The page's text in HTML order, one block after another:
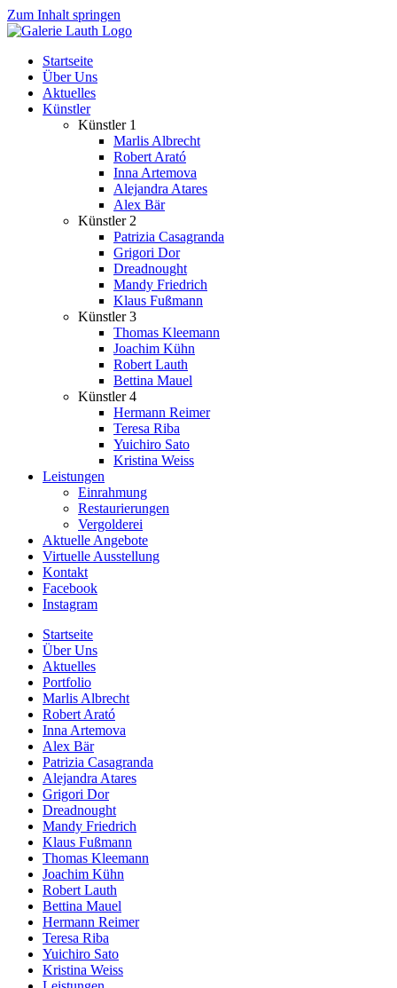
Zum Inhalt springen
Startseite
Über Uns
Aktuelles
Künstler
Künstler 1
Marlis Albrecht
Robert Arató
Inna Artemova
Alejandra Atares
Alex Bär
Künstler 2
Patrizia Casagranda
Grigori Dor
Dreadnought
Mandy Friedrich
Klaus Fußmann
Künstler 3
Thomas Kleemann
Joachim Kühn
Robert Lauth
Bettina Mauel
Künstler 4
Hermann Reimer
Teresa Riba
Yuichiro Sato
Kristina Weiss
Leistungen
Einrahmung
Restaurierungen
Vergolderei
Aktuelle Angebote
Virtuelle Ausstellung
Kontakt
Facebook
Instagram
Startseite
Über Uns
Aktuelles
Portfolio
Marlis Albrecht
Robert Arató
Inna Artemova
Alex Bär
Patrizia Casagranda
Alejandra Atares
Grigori Dor
Dreadnought
Mandy Friedrich
Klaus Fußmann
Thomas Kleemann
Joachim Kühn
Robert Lauth
Bettina Mauel
Hermann Reimer
Teresa Riba
Yuichiro Sato
Kristina Weiss